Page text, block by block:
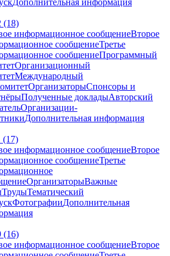
Дополнительная информация
(18)
информационное сообщениеВторое
сообщениеТретье
сообщениеПрограммный
Организационный
Международный
ОрганизаторыСпонсоры и
Полученные докладыАвторский
Организации-
Дополнительная информация
(17)
информационное сообщениеВторое
сообщениеТретье
ОрганизаторыВажные
ТрудыТематический
ФотографииДополнительная
(16)
информационное сообщениеВторое